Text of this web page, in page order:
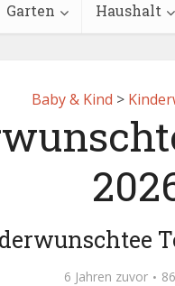
Garten Haushalt
Baby & Kind >
6 Jahren zuvor